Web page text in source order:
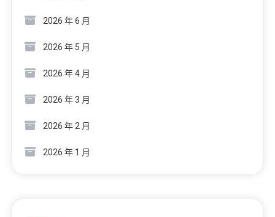
2026 年 6 月
2026 年 5 月
2026 年 4 月
2026 年 3 月
2026 年 2 月
2026 年 1 月